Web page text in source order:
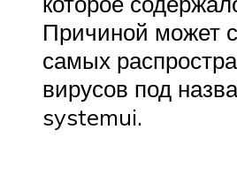
Причиной может
самых
вирусов под
systemui.